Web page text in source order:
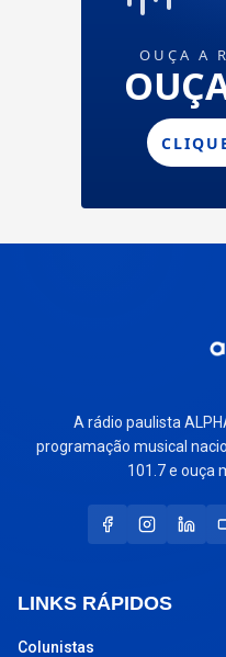
A rádio paulista
programação musical
101.7 e ouça
LINKS RÁPIDOS
Colunistas